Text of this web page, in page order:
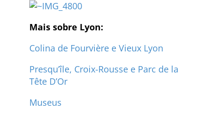
Mais sobre Lyon:
Colina de Fourvière e Vieux Lyon
Presqu’île, Croix-Rousse e Parc de la
Tête D’Or
Museus